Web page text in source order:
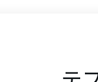
フラム